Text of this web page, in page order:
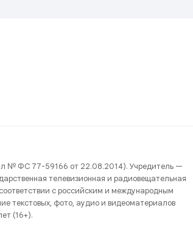
№ ФС 77-59166 от 22.08.2014). Учредитель —
телевизионная и радиовещательная
с российским и международным
текстовых, фото, аудио и видеоматериалов
(16+).